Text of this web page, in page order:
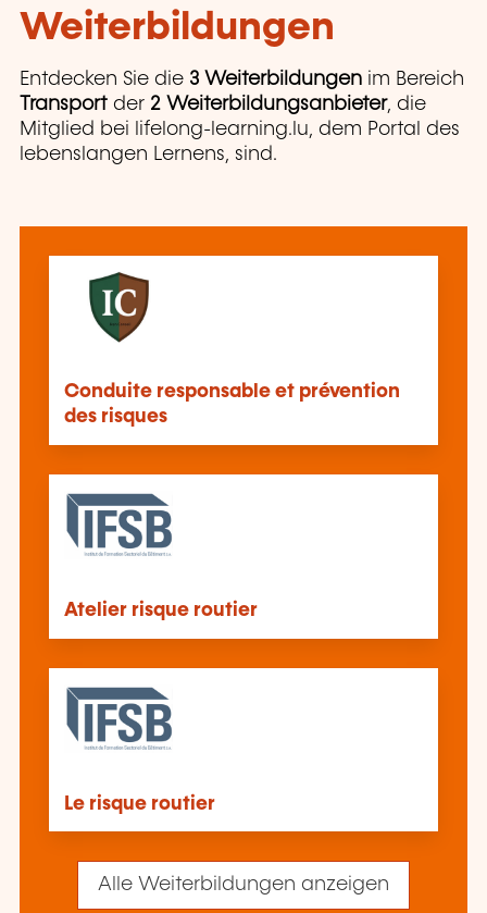
Weiterbildungen
Entdecken Sie die 3 Weiterbildungen im Bereich
Transport der 2 Weiterbildungsanbieter, die
Mitglied bei lifelong-learning.lu, dem Portal des
lebenslangen Lernens, sind.
Conduite responsable et prévention
des risques
Atelier risque routier
Le risque routier
Alle Weiterbildungen anzeigen